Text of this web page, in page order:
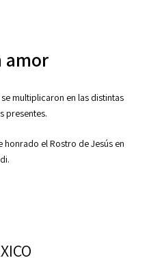
amor
multiplicaron en las distintas
presentes.
el Rostro de Jesús en